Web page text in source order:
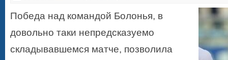
Победа над командой Болонья, в
довольно таки непредсказуемо
складывавшемся матче, позволила